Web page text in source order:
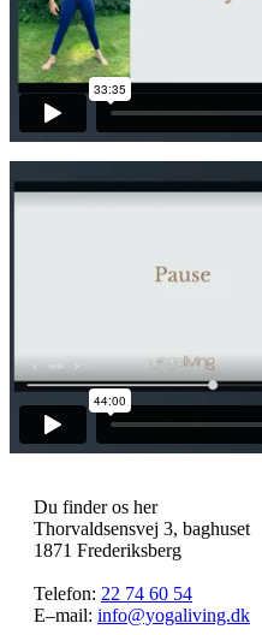
Du finder os her
Thorvaldsensvej 3, baghuset
1871 Frederiksberg
Telefon: 22 74 60 54
E–mail: info@yogaliving.dk